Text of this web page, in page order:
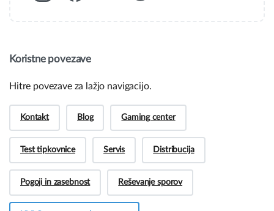
Koristne povezave
Hitre povezave za lažjo navigacijo.
Kontakt Blog Gaming center
Test tipkovnice Servis Distribucija
Pogoji in zasebnost Reševanje sporov